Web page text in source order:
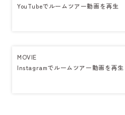
YouTubeでルームツアー動画を再生
MOVIE
Instagramでルームツアー動画を再生